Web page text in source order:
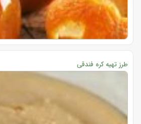
طرز تهیه کره فندقی